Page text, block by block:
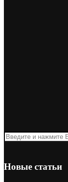
Новые статьи